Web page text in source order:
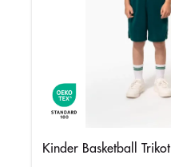
Kinder Basketball Trikot